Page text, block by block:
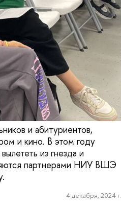
и абитуриентов,
и кино. В этом году
из гнезда и
партнерами НИУ ВШЭ
4 декабря, 2024 г.